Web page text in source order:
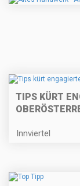
TIPS KÜRT
Innviertel